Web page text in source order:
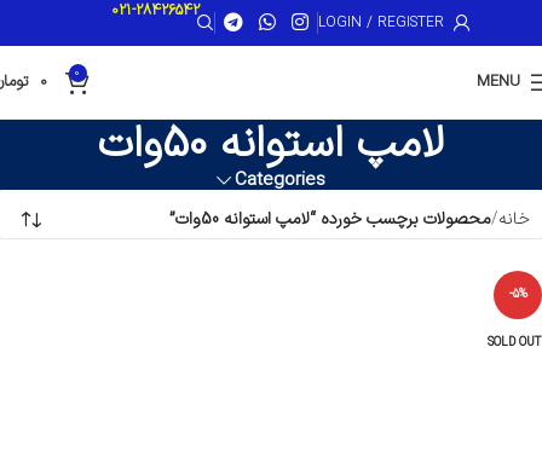
LOGIN / REGISTER
021-28426542
MENU
0
0
لامپ استوانه 50وات
Categories
خانه محصولات برچسب خورده “لامپ استوانه 50وات”
-5%
SOLD OUT